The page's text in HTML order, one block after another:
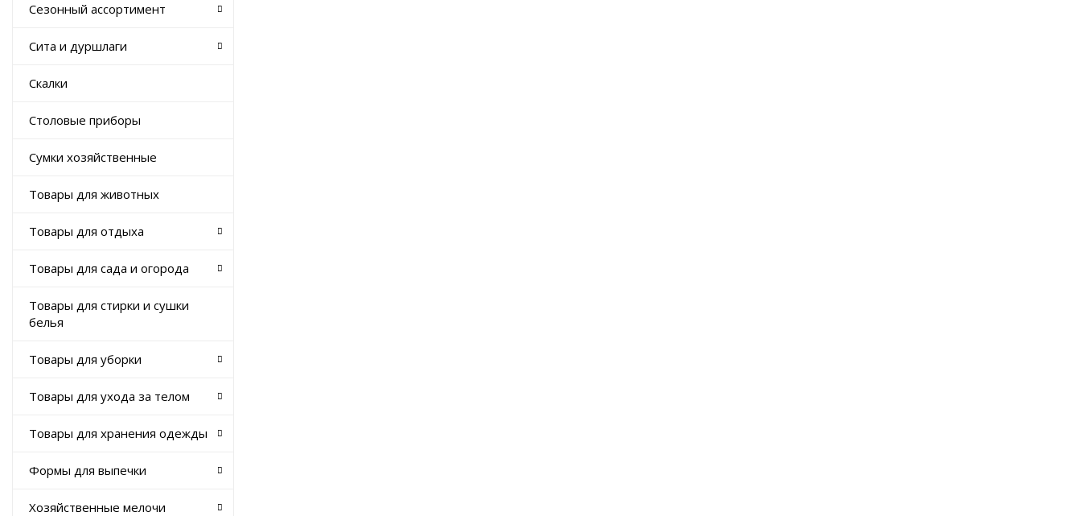
Сезонный ассортимент
Сита и дуршлаги
Скалки
Столовые приборы
Сумки хозяйственные
Товары для животных
Товары для отдыха
Товары для сада и огорода
Товары для стирки и сушки
белья
Товары для уборки
Товары для ухода за телом
Товары для хранения одежды
Формы для выпечки
Хозяйственные мелочи